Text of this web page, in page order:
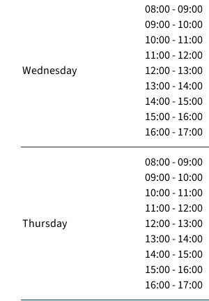
Wednesday
08:00 - 09:00
09:00 - 10:00
10:00 - 11:00
11:00 - 12:00
12:00 - 13:00
13:00 - 14:00
14:00 - 15:00
15:00 - 16:00
16:00 - 17:00
Thursday
08:00 - 09:00
09:00 - 10:00
10:00 - 11:00
11:00 - 12:00
12:00 - 13:00
13:00 - 14:00
14:00 - 15:00
15:00 - 16:00
16:00 - 17:00